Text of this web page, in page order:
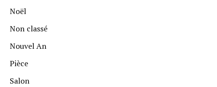
Noël
Non classé
Nouvel An
Pièce
Salon